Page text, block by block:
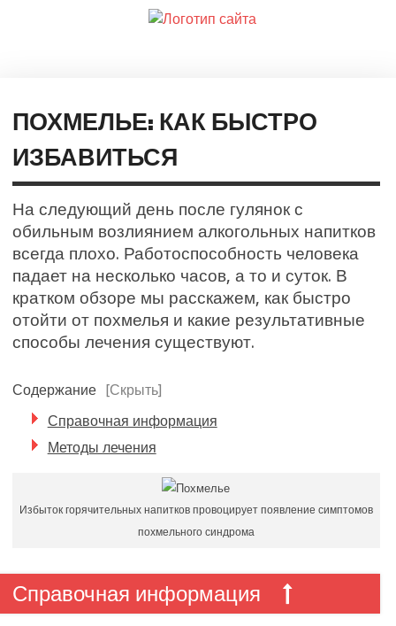
ПОХМЕЛЬЕ: КАК БЫСТРО
ИЗБАВИТЬСЯ
На следующий день после гулянок с
обильным возлиянием алкогольных напитков
всегда плохо. Работоспособность человека
падает на несколько часов, а то и суток. В
кратком обзоре мы расскажем, как быстро
отойти от похмелья и какие результативные
способы лечения существуют.
Содержание
[Скрыть]
Справочная информация
Методы лечения
Избыток горячительных напитков провоцирует появление симптомов
похмельного синдрома
Справочная информация